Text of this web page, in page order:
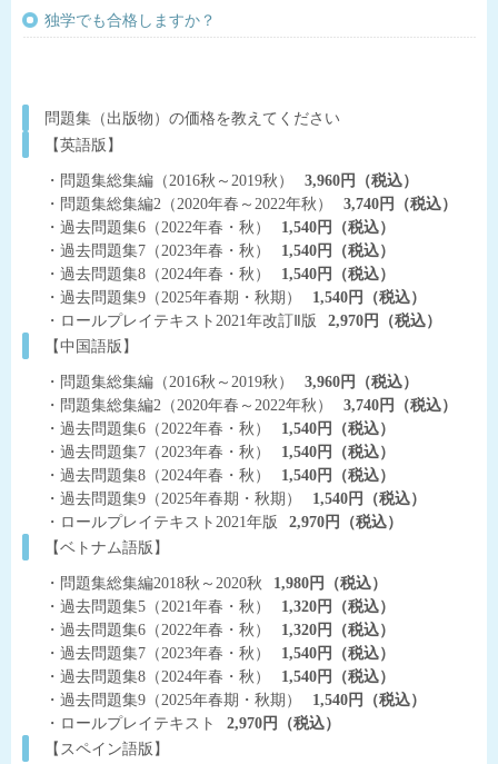
独学でも合格しますか？
問題集（出版物）の価格を教えてください
【英語版】
・問題集総集編（2016秋～2019秋）
3,960円（税込）
・問題集総集編2（2020年春～2022年秋）
3,740円（税込）
・過去問題集6（2022年春・秋）
1,540円（税込）
・過去問題集7（2023年春・秋）
1,540円（税込）
・過去問題集8（2024年春・秋）
1,540円（税込）
・過去問題集9（2025年春期・秋期）
1,540円（税込）
・ロールプレイテキスト2021年改訂Ⅱ版
2,970円（税込）
【中国語版】
・問題集総集編（2016秋～2019秋）
3,960円（税込）
・問題集総集編2（2020年春～2022年秋）
3,740円（税込）
・過去問題集6（2022年春・秋）
1,540円（税込）
・過去問題集7（2023年春・秋）
1,540円（税込）
・過去問題集8（2024年春・秋）
1,540円（税込）
・過去問題集9（2025年春期・秋期）
1,540円（税込）
・ロールプレイテキスト2021年版
2,970円（税込）
【ベトナム語版】
・問題集総集編2018秋～2020秋
1,980円（税込）
・過去問題集5（2021年春・秋）
1,320円（税込）
・過去問題集6（2022年春・秋）
1,320円（税込）
・過去問題集7（2023年春・秋）
1,540円（税込）
・過去問題集8（2024年春・秋）
1,540円（税込）
・過去問題集9（2025年春期・秋期）
1,540円（税込）
・ロールプレイテキスト
2,970円（税込）
【スペイン語版】